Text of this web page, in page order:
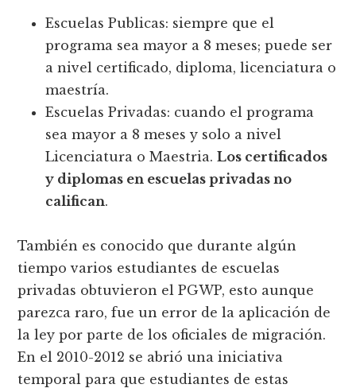
Escuelas Publicas: siempre que el
programa sea mayor a 8 meses; puede ser
a nivel certificado, diploma, licenciatura o
maestría.
Escuelas Privadas: cuando el programa
sea mayor a 8 meses y solo a nivel
Licenciatura o Maestria.Los certificados
y diplomas en escuelas privadas no
califican.
También es conocido que durante algún
tiempo varios estudiantes de escuelas
privadas obtuvieron el PGWP, esto aunque
parezca raro, fue un error de la aplicación de
la ley por parte de los oficiales de migración.
En el 2010-2012 se abrió una iniciativa
temporal para que estudiantes de estas